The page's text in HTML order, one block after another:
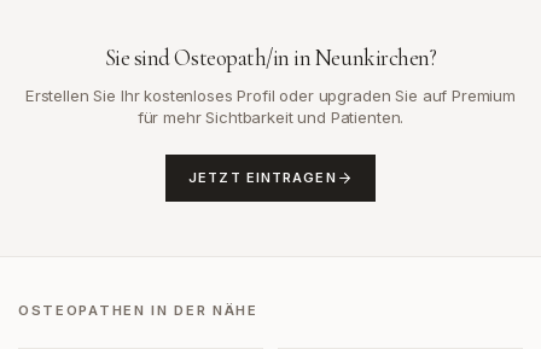
Sie sind Osteopath/in inNeunkirchen?
Erstellen Sie Ihr kostenloses Profil oder upgraden Sie auf Premium
für mehr Sichtbarkeit und Patienten.
JETZT EINTRAGEN
OSTEOPATHEN IN DER NÄHE